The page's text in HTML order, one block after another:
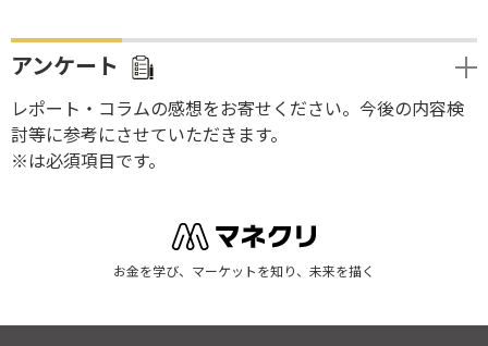
アンケート
レポート・コラムの感想をお寄せください。今後の内容検
討等に参考にさせていただきます。
※は必須項目です。
お金を学び、マーケットを知り、未来を描く